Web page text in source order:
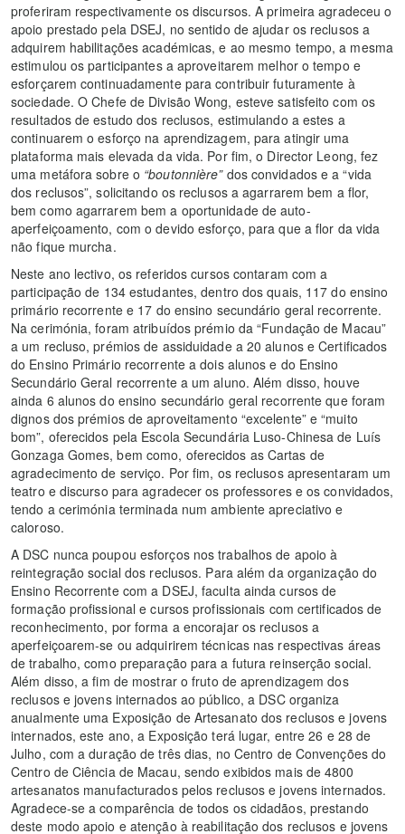
proferiram respectivamente os discursos. A primeira agradeceu o
apoio prestado pela DSEJ, no sentido de ajudar os reclusos a
adquirem habilitações académicas, e ao mesmo tempo, a mesma
estimulou os participantes a aproveitarem melhor o tempo e
esforçarem continuadamente para contribuir futuramente à
sociedade. O Chefe de Divisão Wong, esteve satisfeito com os
resultados de estudo dos reclusos, estimulando a estes a
continuarem o esforço na aprendizagem, para atingir uma
plataforma mais elevada da vida. Por fim, o Director Leong, fez
uma metáfora sobre o “boutonnière”dos convidados e a “vida
dos reclusos”, solicitando os reclusos a agarrarem bem a flor,
bem como agarrarem bem a oportunidade de auto-
aperfeiçoamento, com o devido esforço, para que a flor da vida
não fique murcha.
Neste ano lectivo, os referidos cursos contaram com a
participação de 134 estudantes, dentro dos quais, 117 do ensino
primário recorrente e 17 do ensino secundário geral recorrente.
Na cerimónia, foram atribuídos prémio da “Fundação de Macau”
a um recluso, prémios de assiduidade a 20 alunos e Certificados
do Ensino Primário recorrente a dois alunos e do Ensino
Secundário Geral recorrente a um aluno. Além disso, houve
ainda 6 alunos do ensino secundário geral recorrente que foram
dignos dos prémios de aproveitamento “excelente” e “muito
bom”, oferecidos pela Escola Secundária Luso-Chinesa de Luís
Gonzaga Gomes, bem como, oferecidos as Cartas de
agradecimento de serviço. Por fim, os reclusos apresentaram um
teatro e discurso para agradecer os professores e os convidados,
tendo a cerimónia terminada num ambiente apreciativo e
caloroso.
A DSC nunca poupou esforços nos trabalhos de apoio à
reintegração social dos reclusos. Para além da organização do
Ensino Recorrente com a DSEJ, faculta ainda cursos de
formação profissional e cursos profissionais com certificados de
reconhecimento, por forma a encorajar os reclusos a
aperfeiçoarem-se ou adquirirem técnicas nas respectivas áreas
de trabalho, como preparação para a futura reinserção social.
Além disso, a fim de mostrar o fruto de aprendizagem dos
reclusos e jovens internados ao público, a DSC organiza
anualmente uma Exposição de Artesanato dos reclusos e jovens
internados, este ano, a Exposição terá lugar, entre 26 e 28 de
Julho, com a duração de três dias, no Centro de Convenções do
Centro de Ciência de Macau, sendo exibidos mais de 4800
artesanatos manufacturados pelos reclusos e jovens internados.
Agradece-se a comparência de todos os cidadãos, prestando
deste modo apoio e atenção à reabilitação dos reclusos e jovens